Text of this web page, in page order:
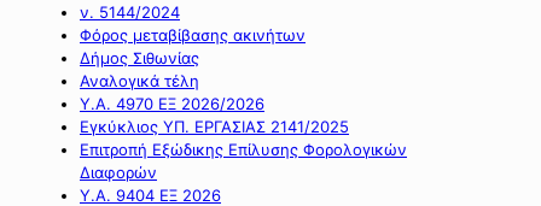
ν. 5144/2024
Φόρος μεταβίβασης ακινήτων
Δήμος Σιθωνίας
Αναλογικά τέλη
Υ.Α. 4970 ΕΞ 2026/2026
Εγκύκλιος ΥΠ. ΕΡΓΑΣΙΑΣ 2141/2025
Επιτροπή Εξώδικης Επίλυσης Φορολογικών
Διαφορών
Υ.Α. 9404 ΕΞ 2026